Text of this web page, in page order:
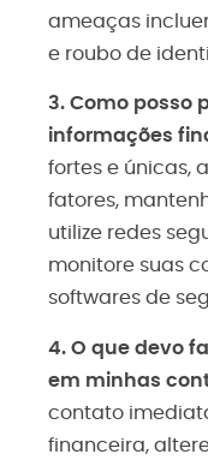
ameaças
e roubo de
3. Como posso
informações
fortes e únicas,
fatores,
utilize redes
monitore suas
softwares de
4. O que devo
em minhas
contato
financeira,